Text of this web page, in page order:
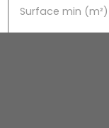
Surface min (m²)